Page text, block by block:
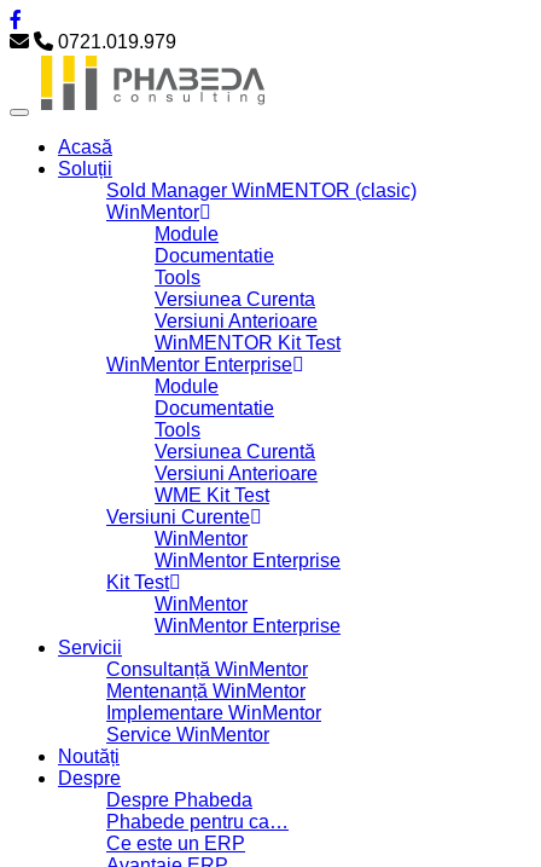
0721.019.979
Acasă
Soluții
Sold Manager WinMENTOR (clasic)
WinMentor
Module
Documentatie
Tools
Versiunea Curenta
Versiuni Anterioare
WinMENTOR Kit Test
WinMentor Enterprise
Module
Documentatie
Tools
Versiunea Curentă
Versiuni Anterioare
WME Kit Test
Versiuni Curente
WinMentor
WinMentor Enterprise
Kit Test
WinMentor
WinMentor Enterprise
Servicii
Consultanță WinMentor
Mentenanță WinMentor
Implementare WinMentor
Service WinMentor
Noutăți
Despre
Despre Phabeda
Phabede pentru ca…
Ce este un ERP